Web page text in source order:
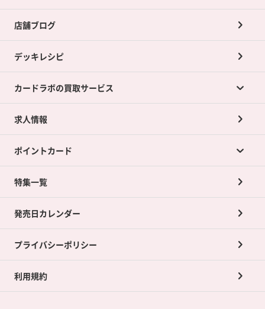
店舗ブログ
デッキレシピ
カードラボの買取サービス
カードラボの買取サービスTOP
店舗買取について
ネット買取について
買取承諾書について
求人情報
ポイントカード
ポイントカードTOP
ポイント交換景品
特集一覧
発売日カレンダー
プライバシーポリシー
利用規約